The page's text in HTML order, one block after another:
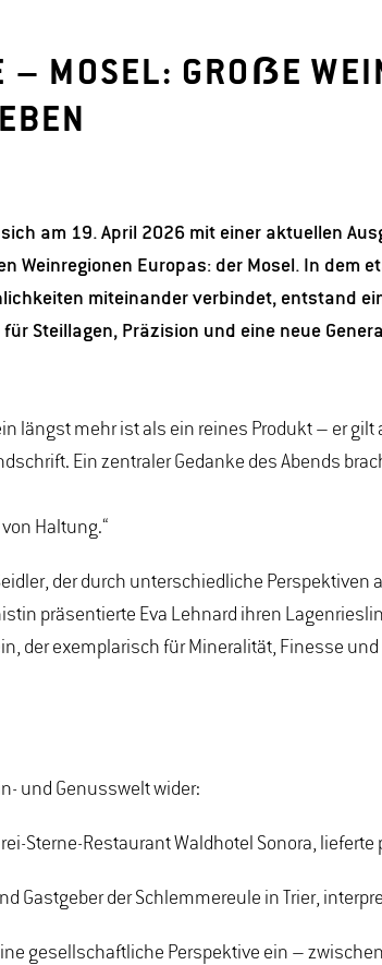
– MOSEL: GROẞE
am 19. April 2026 mit einer aktuellen
Weinregionen Europas: der Mosel. In dem
miteinander verbindet, entstand
Steillagen, Präzision und eine neue
längst mehr ist als ein reines Produkt – er gilt
Ein zentraler Gedanke des Abends
Haltung.“
der durch unterschiedliche Perspektiven
präsentierte Eva Lehnard ihren
der exemplarisch für Mineralität, Finesse
und Genusswelt wider:
Sterne-Restaurant Waldhotel Sonora,
Gastgeber der Schlemmereule in Trier,
gesellschaftliche Perspektive ein –